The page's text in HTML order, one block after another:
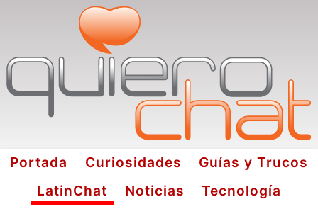
Portada Curiosidades
Guías y Trucos
LatinChat
Noticias
Tecnología